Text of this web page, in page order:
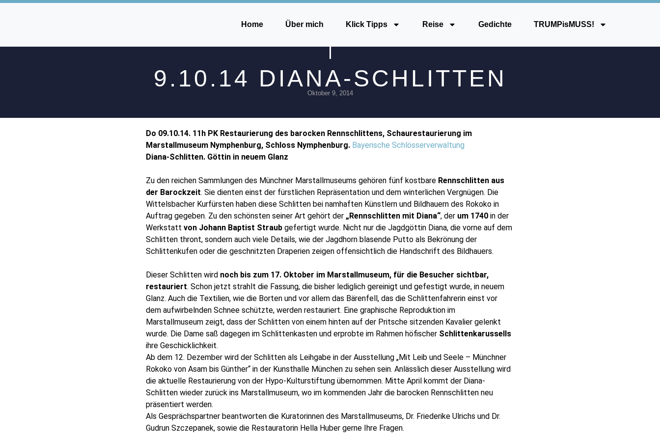
Home Über mich Klick Tipps Reise Gedichte TRUMPisMUSS!
9.10.14 DIANA-SCHLITTEN
Oktober 9, 2014
Do 09.10.14. 11h PK Restaurierung des barocken Rennschlittens, Schaurestaurierung im
Marstallmuseum Nymphenburg, Schloss Nymphenburg. Bayerische Schlösserverwaltung
Diana-Schlitten. Göttin in neuem Glanz
Zu den reichen Sammlungen des Münchner Marstallmuseums gehören fünf kostbare Rennschlitten aus
der Barockzeit. Sie dienten einst der fürstlichen Repräsentation und dem winterlichen Vergnügen. Die
Wittelsbacher Kurfürsten haben diese Schlitten bei namhaften Künstlern und Bildhauern des Rokoko in
Auftrag gegeben. Zu den schönsten seiner Art gehört der „Rennschlitten mit Diana“, der um 1740 in der
Werkstatt von Johann Baptist Straub gefertigt wurde. Nicht nur die Jagdgöttin Diana, die vorne auf dem
Schlitten thront, sondern auch viele Details, wie der Jagdhorn blasende Putto als Bekrönung der
Schlittenkufen oder die geschnitzten Draperien zeigen offensichtlich die Handschrift des Bildhauers.
Dieser Schlitten wird noch bis zum 17. Oktober im Marstallmuseum, für die Besucher sichtbar,
restauriert. Schon jetzt strahlt die Fassung, die bisher lediglich gereinigt und gefestigt wurde, in neuem
Glanz. Auch die Textilien, wie die Borten und vor allem das Bärenfell, das die Schlittenfahrerin einst vor
dem aufwirbelnden Schnee schützte, werden restauriert. Eine graphische Reproduktion im
Marstallmuseum zeigt, dass der Schlitten von einem hinten auf der Pritsche sitzenden Kavalier gelenkt
wurde. Die Dame saß dagegen im Schlittenkasten und erprobte im Rahmen höfischer Schlittenkarussells
ihre Geschicklichkeit.
Ab dem 12. Dezember wird der Schlitten als Leihgabe in der Ausstellung „Mit Leib und Seele – Münchner
Rokoko von Asam bis Günther“ in der Kunsthalle München zu sehen sein. Anlässlich dieser Ausstellung wird
die aktuelle Restaurierung von der Hypo-Kulturstiftung übernommen. Mitte April kommt der Diana-
Schlitten wieder zurück ins Marstallmuseum, wo im kommenden Jahr die barocken Rennschlitten neu
präsentiert werden.
Als Gesprächspartner beantworten die Kuratorinnen des Marstallmuseums, Dr. Friederike Ulrichs und Dr.
Gudrun Szczepanek, sowie die Restauratorin Hella Huber gerne Ihre Fragen.